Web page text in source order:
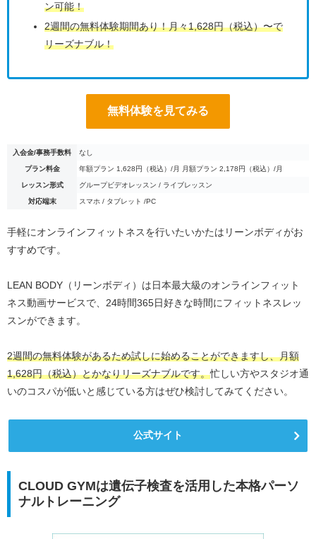
ン可能！
2週間の無料体験期間あり！月々1,628円（税込）〜で
リーズナブル！
無料体験を見てみる
入会金/事務手数料 なし
プラン料金 年額プラン 1,628円（税込）/月 月額プラン 2,178円（税込）/月
レッスン形式 グループビデオレッスン / ライブレッスン
対応端末 スマホ / タブレット /PC
手軽にオンラインフィットネスを行いたいかたはリーンボディがお
すすめです。
LEAN BODY（リーンボディ）は日本最大級のオンラインフィット
ネス動画サービスで、24時間365日好きな時間にフィットネスレッ
スンができます。
2週間の無料体験があるため試しに始めることができますし、月額
1,628円（税込）とかなりリーズナブルです。忙しい方やスタジオ通
いのコスパが低いと感じている方はぜひ検討してみてください。
公式サイト
CLOUD GYMは遺伝子検査を活用した本格パーソ
ナルトレーニング